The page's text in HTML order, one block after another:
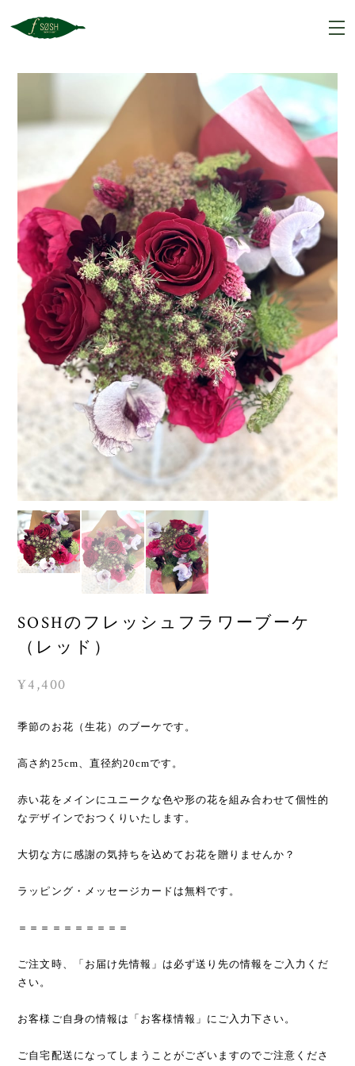
SOSHのフレッシュフラワーブーケ
（レッド）
¥4,400
季節のお花（生花）のブーケです。
高さ約25cm、直径約20cmです。
赤い花をメインにユニークな色や形の花を組み合わせて個性的
なデザインでおつくりいたします。
大切な方に感謝の気持ちを込めてお花を贈りませんか？
ラッピング・メッセージカードは無料です。
＝＝＝＝＝＝＝＝＝＝
ご注文時、「お届け先情報」は必ず送り先の情報をご入力くだ
さい。
お客様ご自身の情報は「お客様情報」にご入力下さい。
ご自宅配送になってしまうことがございますのでご注意くださ